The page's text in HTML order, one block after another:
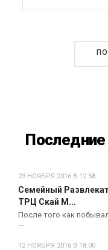
23 НОЯБРЯ 2016 В 12:58
Семейный
ТРЦ Скай М...
После того как
...
12 НОЯБРЯ 2016 В 18:00